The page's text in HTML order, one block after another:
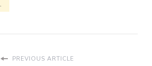
PREVIOUS ARTICLE